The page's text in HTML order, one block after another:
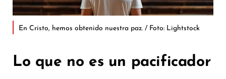
En Cristo, hemos obtenido nuestra paz. / Foto: Lightstock
Lo que no es un pacificador